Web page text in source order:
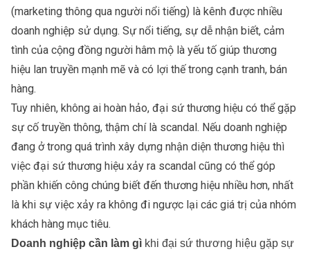
(marketing thông qua người nổi tiếng) là kênh được nhiều
doanh nghiệp sử dụng. Sự nổi tiếng, sự dễ nhận biết, cảm
tình của cộng đồng người hâm mộ là yếu tố giúp thương
hiệu lan truyền mạnh mẽ và có lợi thế trong cạnh tranh, bán
hàng.
Tuy nhiên, không ai hoàn hảo, đại sứ thương hiệu có thể gặp
sự cố truyền thông, thậm chí là scandal. Nếu doanh nghiệp
đang ở trong quá trình xây dựng nhận diện thương hiệu thì
việc đại sứ thương hiệu xảy ra scandal cũng có thể góp
phần khiến công chúng biết đến thương hiệu nhiều hơn, nhất
là khi sự việc xảy ra không đi ngược lại các giá trị của nhóm
khách hàng mục tiêu.
Doanh nghiệp cần làm gì khi đại sứ thương hiệu gặp sự